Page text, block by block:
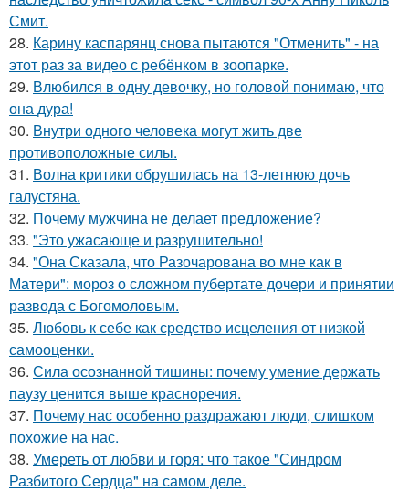
Смит.
28. Карину каспарянц снова пытаются "Отменить" - на
этот раз за видео с ребёнком в зоопарке.
29. Влюбился в одну девочку, но головой понимаю, что
она дура!
30. Внутри одного человека могут жить две
противоположные силы.
31. Волна критики обрушилась на 13-летнюю дочь
галустяна.
32. Почему мужчина не делает предложение?
33. "Это ужасающе и разрушительно!
34. "Она Сказала, что Разочарована во мне как в
Матери": мороз о сложном пубертате дочери и принятии
развода с Богомоловым.
35. Любовь к себе как средство исцеления от низкой
самооценки.
36. Сила осознанной тишины: почему умение держать
паузу ценится выше красноречия.
37. Почему нас особенно раздражают люди, слишком
похожие на нас.
38. Умереть от любви и горя: что такое "Синдром
Разбитого Сердца" на самом деле.